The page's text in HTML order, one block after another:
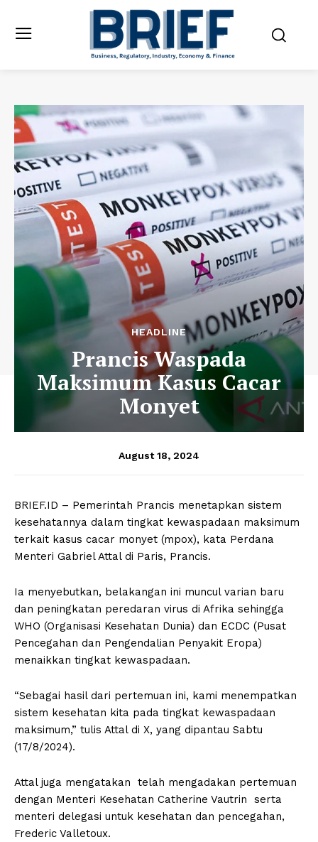
HEADLINE
Prancis Waspada
Maksimum Kasus Cacar
Monyet
August 18, 2024
BRIEF.ID – Pemerintah Prancis menetapkan sistem
kesehatannya dalam tingkat kewaspadaan maksimum
terkait kasus cacar monyet (mpox), kata Perdana
Menteri Gabriel Attal di Paris, Prancis.
Ia menyebutkan, belakangan ini muncul varian baru
dan peningkatan peredaran virus di Afrika sehingga
WHO (Organisasi Kesehatan Dunia) dan ECDC (Pusat
Pencegahan dan Pengendalian Penyakit Eropa)
menaikkan tingkat kewaspadaan.
“Sebagai hasil dari pertemuan ini, kami menempatkan
sistem kesehatan kita pada tingkat kewaspadaan
maksimum,” tulis Attal di X, yang dipantau Sabtu
(17/8/2024).
Attal juga mengatakan telah mengadakan pertemuan
dengan Menteri Kesehatan Catherine Vautrin serta
menteri delegasi untuk kesehatan dan pencegahan,
Frederic Valletoux.